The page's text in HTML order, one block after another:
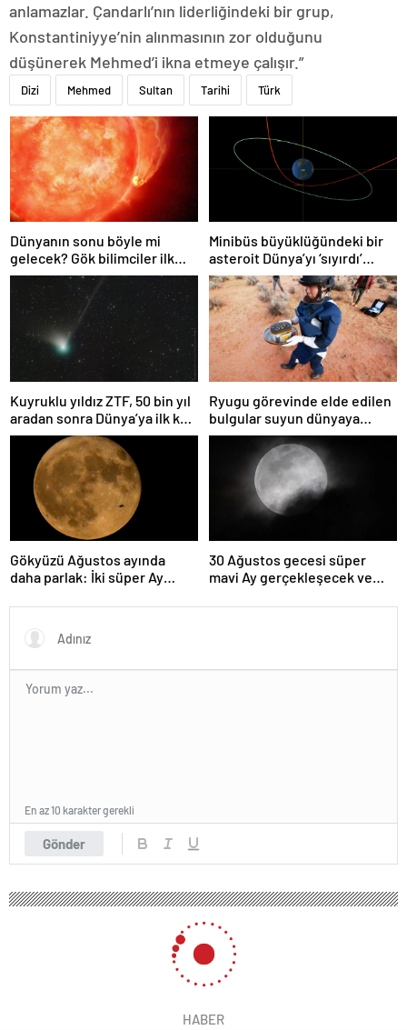
anlamazlar. Çandarlı’nın liderliğindeki bir grup,
Konstantiniyye’nin alınmasının zor olduğunu
düşünerek Mehmed’i ikna etmeye çalışır.”
Dizi Mehmed Sultan Tarihi Türk
Dünyanın sonu böyle mi
gelecek? Gök bilimciler ilk
kez sönen yıldızın gezegeni
yutmasına tanık oldu
Minibüs büyüklüğündeki bir
asteroit Dünya’yı ‘sıyırdı’
geçti
Kuyruklu yıldız ZTF, 50 bin yıl
aradan sonra Dünya’ya ilk kez
çok yaklaşacak
Ryugu görevinde elde edilen
bulgular suyun dünyaya
asteroitlerce getirilmiş
olabileceğini gösteriyor
Gökyüzü Ağustos ayında
daha parlak: İki süper Ay
30 Ağustos gecesi süper
mavi Ay gerçekleşecek ve
olacak
Gönder
En az 10 karakter gerekli
HABER